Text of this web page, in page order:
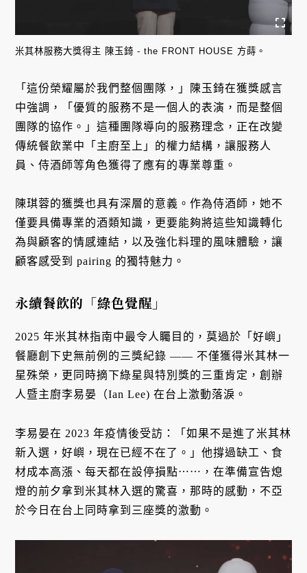
米其林服務大獎得主 陳玉錡 - the FRONT HOUSE 方蒔。
「這份榮耀屬於我們整個團隊，」陳玉錡在獲獎感言
中強調，「優質的服務不是一個人的表演，而是整個
團隊的協作。」這種團隊導向的服務理念，正在改變
傳統餐飲業中「主廚至上」的權力結構，讓服務人
員、侍酒師等角色獲得了應有的專業尊重。
陳琪蓉的獲獎也具有深層的意義。作為侍酒師，她不
僅要具備專業的酒類知識，更要能夠將這些知識轉化
為與顧客的情感連結，以及強化料理的風味體驗，讓
顧客感受到 pairing 的獨特魅力。
永續餐飲的「綠色覺醒」
2025 年米其林指南中最令人矚目的，莫過於「好嶼」
餐廳創下史無前例的三獎紀錄 —— 不僅獲得米其林一
星殊榮，更同時摘下綠星與特別獎的三重肯定，創辦
人暨主廚李易晏（Ian Lee) 在台上激動落淚。
李易晏在 2023 年疫情後受訪：「如果不是進了米其林
新入選，好嶼，現在已經不在了。」他撐過缺工、食
材成本高漲、每天都在設停損點⋯⋯，在準備宣告熄
燈的前夕拿到米其林入選的驚喜，那時的感動，不亞
於今日在台上同時拿到三座獎的激動。